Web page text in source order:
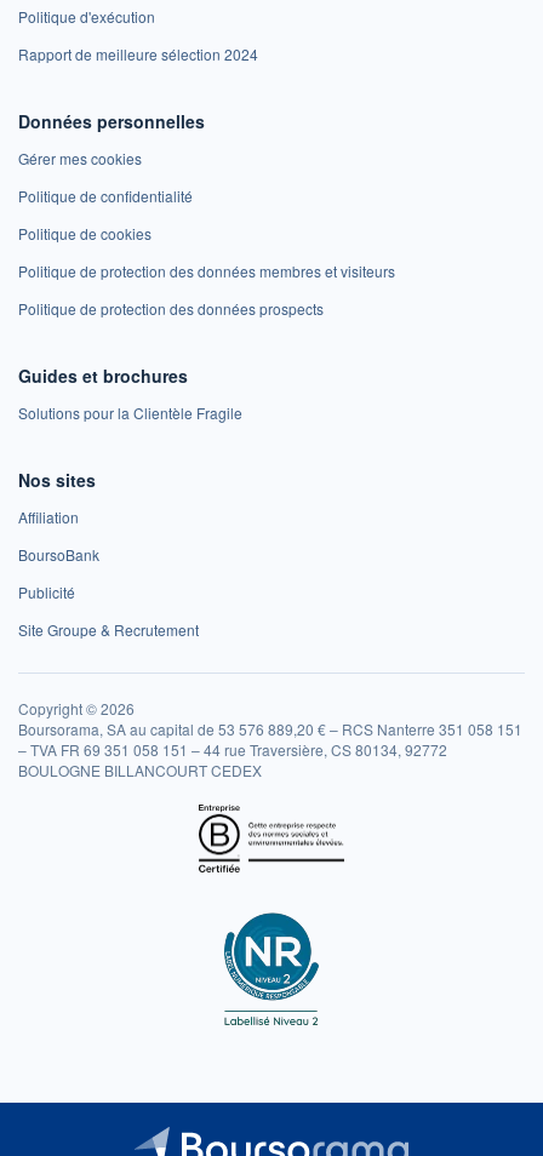
Politique d'exécution
Rapport de meilleure sélection 2024
Données personnelles
Gérer mes cookies
Politique de confidentialité
Politique de cookies
Politique de protection des données membres et visiteurs
Politique de protection des données prospects
Guides et brochures
Solutions pour la Clientèle Fragile
Nos sites
Affiliation
BoursoBank
Publicité
Site Groupe & Recrutement
Copyright © 2026
Boursorama, SA au capital de 53 576 889,20 € – RCS Nanterre 351 058 151
– TVA FR 69 351 058 151 – 44 rue Traversière, CS 80134, 92772
BOULOGNE BILLANCOURT CEDEX